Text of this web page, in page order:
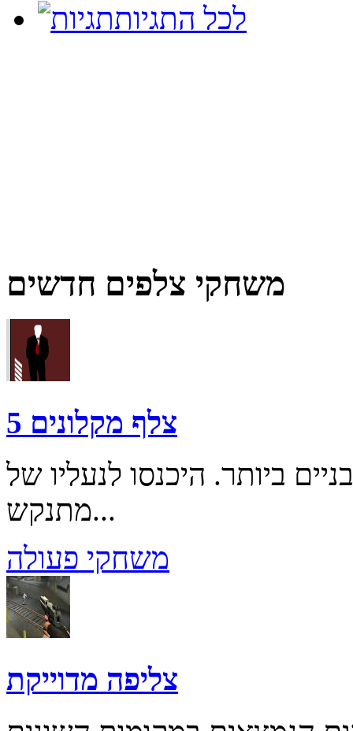
לכל התגיות
משחקי צלפים חדשים
צלף מקלונים 5
ביותר. היכנסו לנעליו של
מתנקש...
משחקי פעולה
צליפה מדוייקת